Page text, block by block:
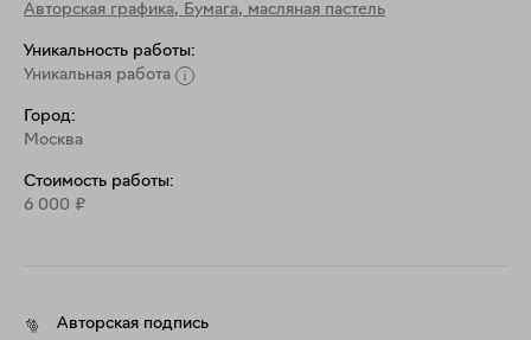
Авторская графика, Бумага, масляная пастель
Уникальность работы:
Уникальная работа
Город:
Москва
Стоимость работы:
6 000 ₽
Авторская подпись